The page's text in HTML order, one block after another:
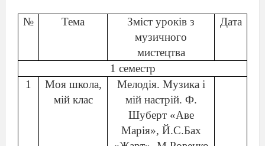
№ Тема
Зміст уроків з
музичного
мистецтва
Дата
1 семестр
1
Моя школа,
мій клас
Мелодія. Музика і
мій настрій. Ф.
Шуберт «Аве
Марія», Й.С.Бах